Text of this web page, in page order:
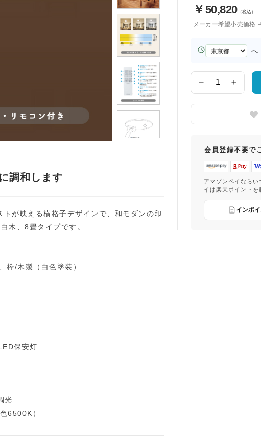
￥ 50,820（税込）
メーカー希望小売価格
お
届
へ
数
量
会員登録不要で
アマゾンペイなら
イは楽天ポイントを
インボ
調和します
が映える横格子デザインで、和モダンの印
木、8畳タイプです。
/木製（白色塗装）
保安灯
光
6500K）